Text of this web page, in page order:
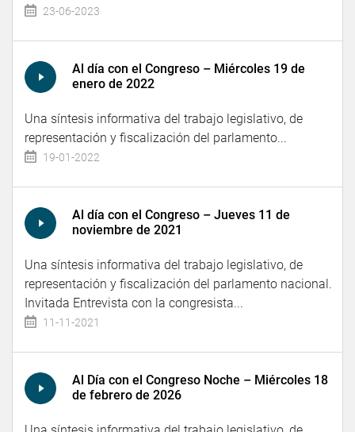
23-06-2023
Al día con el Congreso – Miércoles 19 de
enero de 2022
Una síntesis informativa del trabajo legislativo, de
representación y fiscalización del parlamento...
19-01-2022
Al día con el Congreso – Jueves 11 de
noviembre de 2021
Una síntesis informativa del trabajo legislativo, de
representación y fiscalización del parlamento nacional.
Invitada Entrevista con la congresista...
11-11-2021
Al Día con el Congreso Noche – Miércoles 18
de febrero de 2026